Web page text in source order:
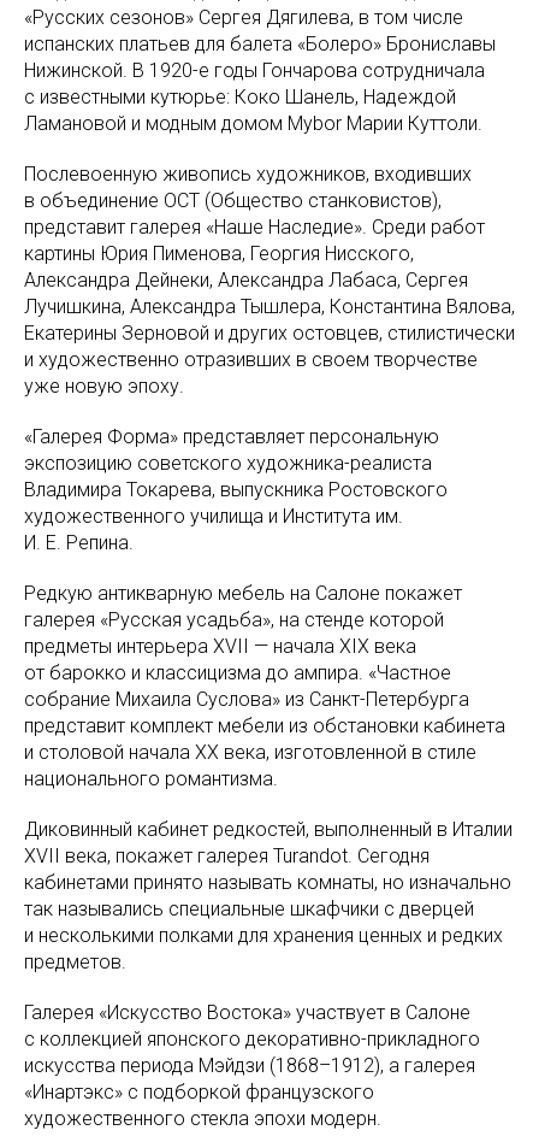
«Русских сезонов» Сергея Дягилева, в том числе
испанских платьев для балета «Болеро» Брониславы
Нижинской. В 1920-е годы Гончарова сотрудничала
с известными кутюрье: Коко Шанель, Надеждой
Ламановой и модным домом Mybor Марии Куттоли.
Послевоенную живопись художников, входивших
в объединение ОСТ (Общество станковистов),
представит галерея «Наше Наследие». Среди работ
картины Юрия Пименова, Георгия Нисского,
Александра Дейнеки, Александра Лабаса, Сергея
Лучишкина, Александра Тышлера, Константина Вялова,
Екатерины Зерновой и других остовцев, стилистически
и художественно отразивших в своем творчестве
уже новую эпоху.
«Галерея Форма» представляет персональную
экспозицию советского художника-реалиста
Владимира Токарева, выпускника Ростовского
художественного училища и Института им.
И. Е. Репина.
Редкую антикварную мебель на Салоне покажет
галерея «Русская усадьба», на стенде которой
предметы интерьера XVII — начала ХIХ века
от барокко и классицизма до ампира. «Частное
собрание Михаила Суслова» из Санкт-Петербурга
представит комплект мебели из обстановки кабинета
и столовой начала ХХ века, изготовленной в стиле
национального романтизма.
Диковинный кабинет редкостей, выполненный в Италии
XVII века, покажет галерея Turandot. Сегодня
кабинетами принято называть комнаты, но изначально
так назывались специальные шкафчики с дверцей
и несколькими полками для хранения ценных и редких
предметов.
Галерея «Искусство Востока» участвует в Салоне
с коллекцией японского декоративно-прикладного
искусства периода Мэйдзи (1868–1912), а галерея
«Инартэкс» с подборкой французского
художественного стекла эпохи модерн.